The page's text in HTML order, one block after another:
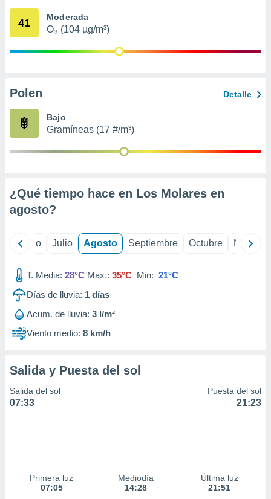
mediante
publicidad
de
41 Moderada
O₃ (104 µg/m³)
Polen Detalle
Bajo
Gramíneas (17 #/m³)
¿Qué tiempo hace en Los Molares en
agosto?
Junio Julio Agosto Septiembre Octubre
T. Media: 28°C Max.: 35°C Min: 21°C
Días de lluvia: 1 días
Acum. de lluvia: 3 l/m²
Viento medio: 8 km/h
Salida y Puesta del sol
Salida del sol
07:33
Puesta del sol
21:23
Primera luz
07:05
Mediodía
14:28
Última luz
21:51